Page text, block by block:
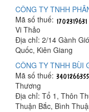
CÔNG TY TNHH
Mã số thuế:
Vi Thảo
Địa chỉ: 2/14 Gành
Quốc, Kiên Giang
CÔNG TY TNHH BÙI
Mã số thuế:
Thương
Địa chỉ: Tổ 1, Thôn
Thuận Bắc, Bình